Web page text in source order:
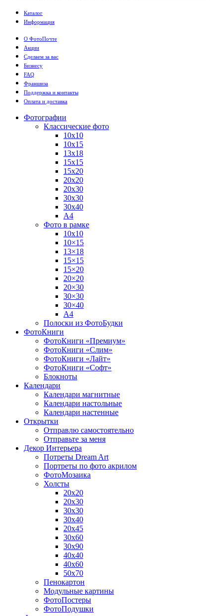
Каталог
Информация
О ФотоПочте
Акции
Сделаем за вас
Бизнесу
FAQ
Франшиза
Поддержка и контакты
Оплата и доставка
Фотографии
Классические фото
10х10
10х15
13х18
15х15
15х20
20х20
20х30
30х30
30х40
А4
Фото в рамке
10х10
10×15
13×18
15×15
15×20
20×20
20×30
30×30
30×40
A4
Полоски из ФотоБудки
ФотоКниги
ФотоКниги «Премиум»
ФотоКниги «Слим»
ФотоКниги «Лайт»
ФотоКниги «Софт»
Блокноты
Календари
Календари магнитные
Календари настольные
Календари настенные
Открытки
Отправлю самостоятельно
Отправьте за меня
Декор Интерьера
Потреты Dream Art
Портреты по фото акрилом
ФотоМозаика
Холсты
20х20
20х30
30х30
30х40
20х45
30х60
30х90
40х40
40х60
50х70
Пенокартон
Модульные картины
ФотоПостеры
ФотоПодушки